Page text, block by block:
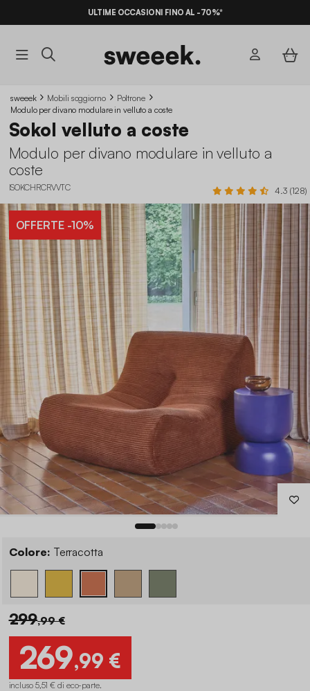
ULTIME OCCASIONI FINO AL -70%*
sweeek Mobili soggiorno
Poltrone
Modulo per divano modulare in velluto a coste
Sokol velluto a coste
Modulo per divano modulare in velluto a
coste
ISOKCHRCRVVTC 4.3 (128)
OFFERTE-10%
Colore: Terracotta
299,99 €
269,99 €
incluso 5,51 € di eco-parte.